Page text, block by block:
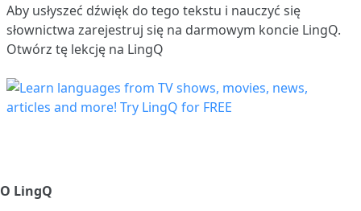
Aby usłyszeć dźwięk do tego tekstu i nauczyć się
słownictwa zarejestruj się na darmowym koncie LingQ.
Otwórz tę lekcję na LingQ
O LingQ